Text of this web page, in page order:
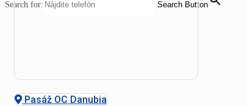
Search for: Search Button
Pasáž OC Danubia